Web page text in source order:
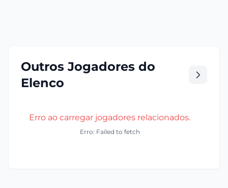
Outros Jogadores do
Elenco
Erro ao carregar jogadores relacionados.
Erro: Failed to fetch